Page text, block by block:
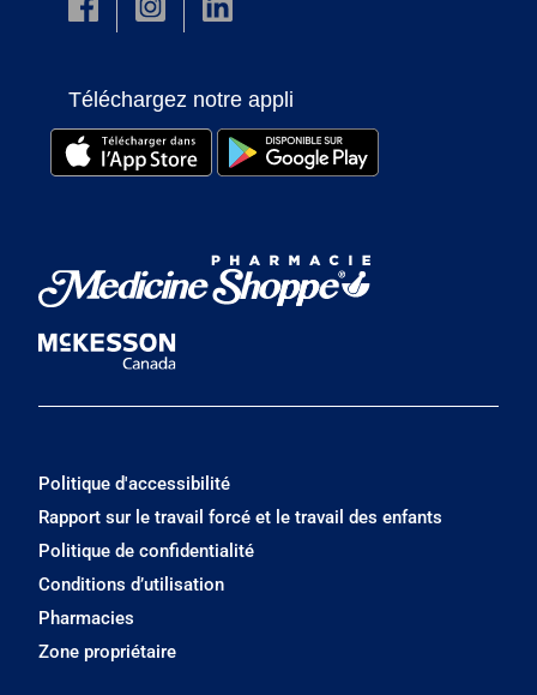
Téléchargez notre appli
Politique d'accessibilité
Rapport sur le travail forcé et le travail des enfants
Politique de confidentialité
Conditions d’utilisation
Pharmacies
Zone propriétaire